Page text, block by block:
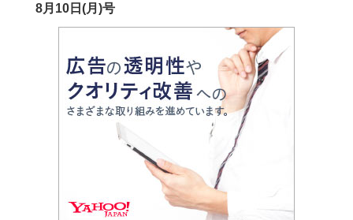
8月10日(月)号